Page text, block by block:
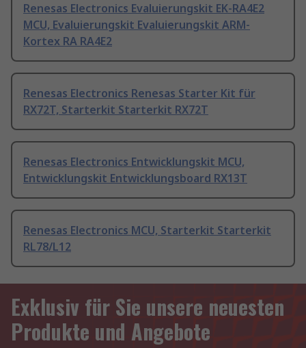
Renesas Electronics Evaluierungskit EK-RA4E2
MCU, Evaluierungskit Evaluierungskit ARM-
Kortex RA RA4E2
Renesas Electronics Renesas Starter Kit für
RX72T, Starterkit Starterkit RX72T
Renesas Electronics Entwicklungskit MCU,
Entwicklungskit Entwicklungsboard RX13T
Renesas Electronics MCU, Starterkit Starterkit
RL78/L12
Exklusiv für Sie unsere neuesten
Produkte und Angebote